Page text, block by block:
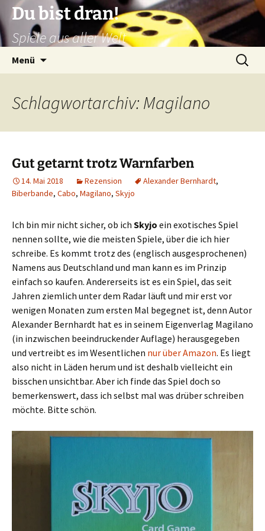
Zum
Inhalt
springen
Du bist dran!
Spiele aus aller Welt
Menü
Suchen
nach:
Schlagwortarchiv: Magilano
Gut getarnt trotz Warnfarben
14. Mai 2018 Rezension Alexander Bernhardt,
Biberbande, Cabo, Magilano, Skyjo
Ich bin mir nicht sicher, ob ich Skyjo ein exotisches Spiel
nennen sollte, wie die meisten Spiele, über die ich hier
schreibe. Es kommt trotz des (englisch ausgesprochenen)
Namens aus Deutschland und man kann es im Prinzip
einfach so kaufen. Andererseits ist es ein Spiel, das seit
Jahren ziemlich unter dem Radar läuft und mir erst vor
wenigen Monaten zum ersten Mal begegnet ist, denn Autor
Alexander Bernhardt hat es in seinem Eigenverlag Magilano
(in inzwischen beeindruckender Auflage) herausgegeben
und vertreibt es im Wesentlichen nur über Amazon. Es liegt
also nicht in Läden herum und ist deshalb vielleicht ein
bisschen unsichtbar. Aber ich finde das Spiel doch so
bemerkenswert, dass ich selbst mal was drüber schreiben
möchte. Bitte schön.